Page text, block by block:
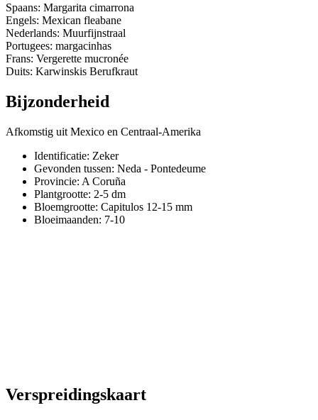
Spaans: Margarita cimarrona
Engels: Mexican fleabane
Nederlands: Muurfijnstraal
Portugees: margacinhas
Frans: Vergerette mucronée
Duits: Karwinskis Berufkraut
Bijzonderheid
Afkomstig uit Mexico en Centraal-Amerika
Identificatie: Zeker
Gevonden tussen: Neda - Pontedeume
Provincie: A Coruña
Plantgrootte: 2-5 dm
Bloemgrootte: Capitulos 12-15 mm
Bloeimaanden: 7-10
Verspreidingskaart